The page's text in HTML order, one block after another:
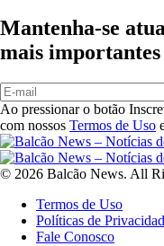
Mantenha-se
mais importantes
Ao pressionar o botão
com nossos Termos de Uso
© 2026 Balcão News. All
Termos de Uso
Políticas de
Fale Conosco